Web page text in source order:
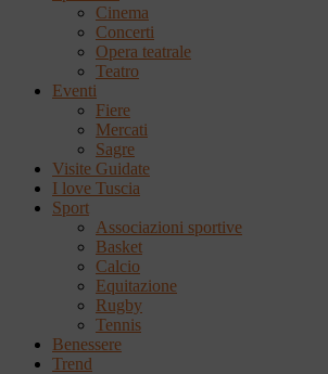
Cinema
Concerti
Opera teatrale
Teatro
Eventi
Fiere
Mercati
Sagre
Visite Guidate
I love Tuscia
Sport
Associazioni sportive
Basket
Calcio
Equitazione
Rugby
Tennis
Benessere
Trend